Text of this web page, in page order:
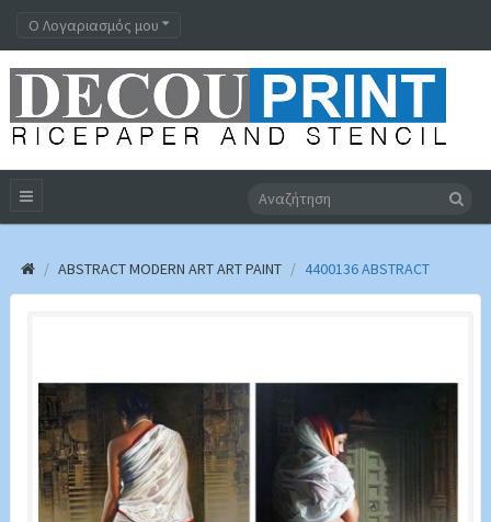
Ο Λογαριασμός μου
ABSTRACT MODERN ART ART PAINT 4400136 ABSTRACT